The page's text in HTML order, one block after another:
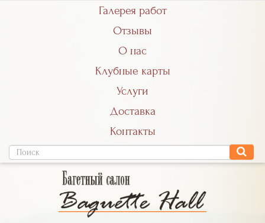
Галерея работ
Отзывы
О нас
Клубные карты
Услуги
Доставка
Контакты